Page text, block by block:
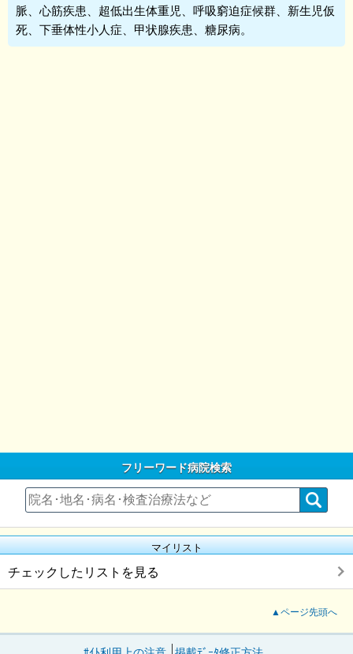
脈、心筋疾患、超低出生体重児、呼吸窮迫症候群、新生児仮
死、下垂体性小人症、甲状腺疾患、糖尿病。
フリーワード病院検索
マイリスト
チェックしたリストを見る
▲ページ先頭へ